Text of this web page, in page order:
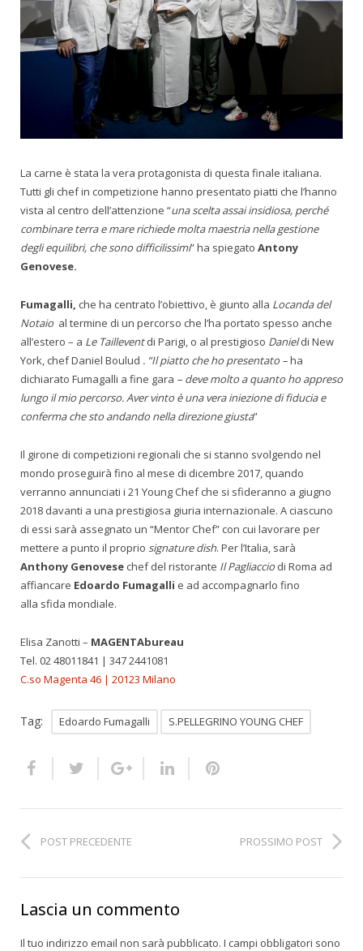
La carne è stata la vera protagonista di questa finale italiana.
Tutti gli chef in competizione hanno presentato piatti che l’hanno
vista al centro dell’attenzione “una scelta assai insidiosa, perché
combinare terra e mare richiede molta maestria nella gestione
degli equilibri, che sono difficilissimi” ha spiegato Antony
Genovese.
Fumagalli, che ha centrato l’obiettivo, è giunto alla Locanda del
Notaio al termine di un percorso che l’ha portato spesso anche
all’estero – a Le Tailleventdi Parigi, o al prestigioso Danieldi New
York, chef Daniel Boulud . “Il piatto che ho presentato –ha
dichiarato Fumagalli a fine gara – deve molto a quanto ho appreso
lungo il mio percorso.Aver vinto è una vera iniezione di fiducia e
conferma che sto andando nella direzione giusta”
Il girone di competizioni regionali che si stanno svolgendo nel
mondo proseguirà fino al mese di dicembre 2017, quando
verranno annunciati i 21 Young Chef che si sfideranno a giugno
2018 davanti a una prestigiosa giuria internazionale. A ciascuno
di essi sarà assegnato un “Mentor Chef” con cui lavorare per
mettere a punto il proprio signature dish. Per l’Italia, sarà
Anthony Genovese chef del ristorante Il Pagliaccio di Roma ad
affiancare Edoardo Fumagalli e ad accompagnarlo fino
alla sfida mondiale.
Elisa Zanotti – MAGENTAbureau
Tel. 02 48011841 | 347 2441081
C.so Magenta 46 | 20123 Milano
Tag: Edoardo Fumagalli S.PELLEGRINO YOUNG CHEF
POST PRECEDENTE PROSSIMO POST
Lascia un commento
Il tuo indirizzo email non sarà pubblicato. I campi obbligatori sono